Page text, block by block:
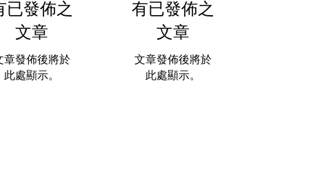
已發佈之
文章
章發佈後將於
此處顯示。
有已發佈之
文章
文章發佈後將於
此處顯示。